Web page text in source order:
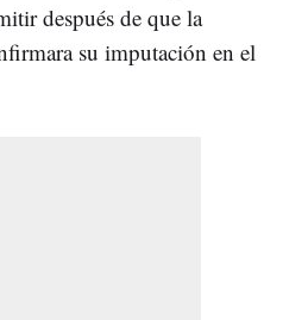
después de que la
su imputación en el